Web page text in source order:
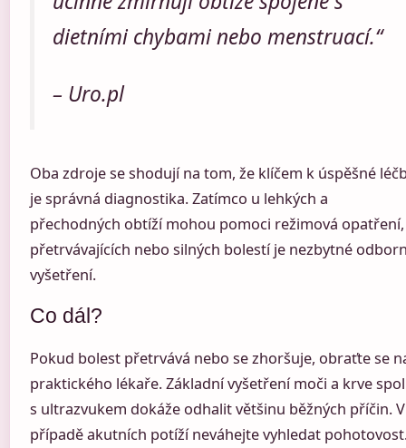
dietními chybami nebo menstruací.“
– Uro.pl
Oba zdroje se shodují na tom, že klíčem k úspěšné
je správná diagnostika. Zatímco u lehkých a
přechodných obtíží mohou pomoci režimová
přetrvávajících nebo silných bolestí je nezbytné
vyšetření.
Co dál?
Pokud bolest přetrvává nebo se zhoršuje, obraťte se
praktického lékaře. Základní vyšetření moči a krve
s ultrazvukem dokáže odhalit většinu běžných příčin. V
případě akutních potíží neváhejte vyhledat